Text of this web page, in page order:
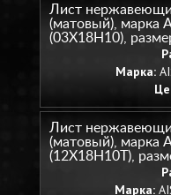
Лист
(матовый), марка
(03Х18Н10),
Марка:
Лист
(матовый), марка
(12Х18Н10Т),
Марка: